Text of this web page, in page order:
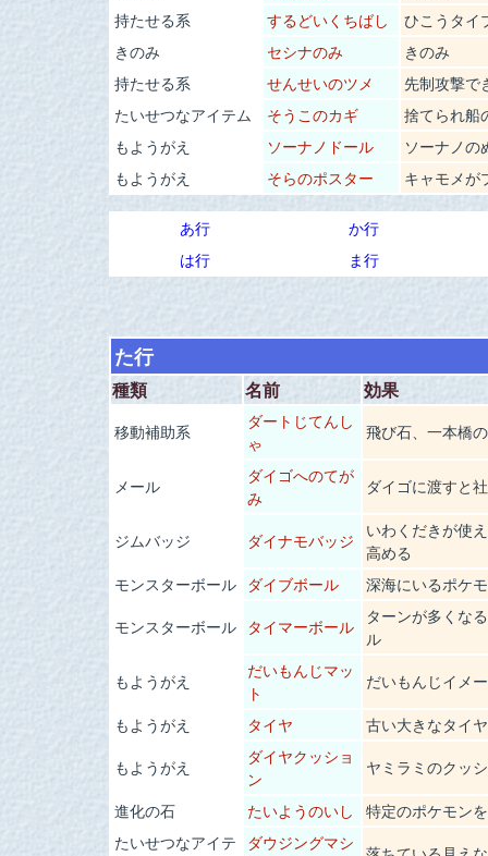
持たせる系
するどいくちばし
ひこうタイ
きのみ
セシナのみ
きのみ
持たせる系
せんせいのツメ
先制攻撃で
たいせつなアイテム
そうこのカギ
捨てられ船
もようがえ
ソーナノドール
ソーナノの
もようがえ
そらのポスター キャモメが
あ行
か行
は行
ま行
た行
種類 名前 効果
移動補助系
ダートじてんし
ゃ
飛び石、一本橋
メール
ダイゴへのてが
み
ダイゴに渡すと
ジムバッジ ダイナモバッジ
いわくだきが使
高める
モンスターボール ダイブボール
深海にいるポケ
モンスターボール タイマーボール
ターンが多くな
ル
もようがえ
だいもんじマッ
ト
だいもんじイメ
もようがえ
タイヤ
古い大きなタイヤ
もようがえ
ダイヤクッショ
ン
ヤミラミのクッ
進化の石
たいようのいし
特定のポケモン
たいせつなアイテ
ダウジングマシ